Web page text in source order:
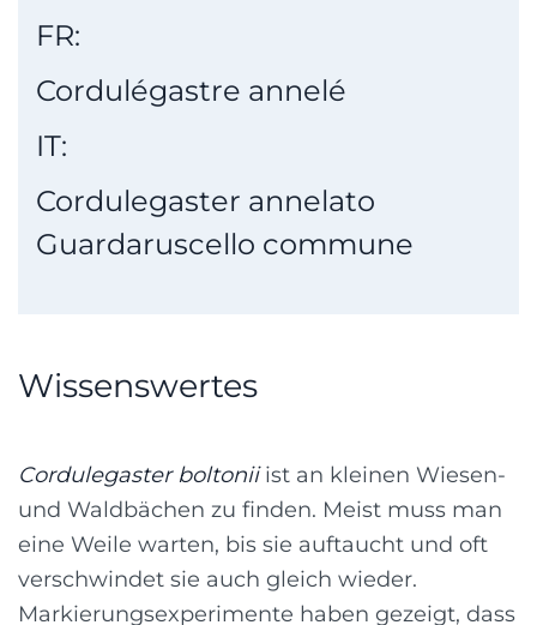
FR:
Cordulégastre annelé
IT:
Cordulegaster annelato
Guardaruscello commune
Wissenswertes
Cordulegaster boltoniiist an kleinen Wiesen-
und Waldbächen zu finden. Meist muss man
eine Weile warten, bis sie auftaucht und oft
verschwindet sie auch gleich wieder.
Markierungsexperimente haben gezeigt, dass